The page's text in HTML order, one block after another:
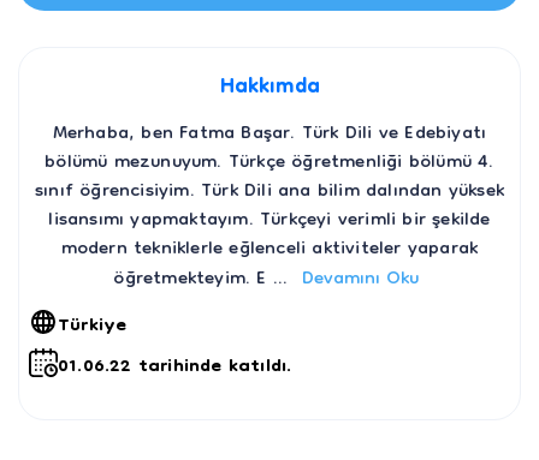
Hakkımda
Merhaba, ben Fatma Başar. Türk Dili ve Edebiyatı
bölümü mezunuyum. Türkçe öğretmenliği bölümü 4.
sınıf öğrencisiyim. Türk Dili ana bilim dalından yüksek
lisansımı yapmaktayım. Türkçeyi verimli bir şekilde
modern tekniklerle eğlenceli aktiviteler yaparak
öğretmekteyim. E ... Devamını Oku
Türkiye
01.06.22 tarihinde katıldı.